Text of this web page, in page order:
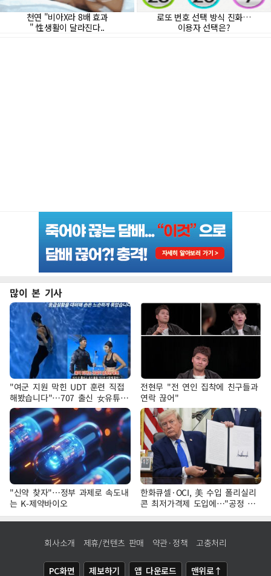
많이 본 기사
"여군 지원 막힌 UDT 훈련 직접
해봤습니다"…707 출신 女유튜버
'완벽 소화'
전현무 "전 연인 집착에 친구들과
연락 끊어"
"신약 찾자"…정부 과제로 속도내
는 K-제약바이오
한화큐셀·OCI, 美 수입 폴리실리
콘 최저가격제 도입에…"공정 경
쟁·수익성 개선 환영"
회사소개 제휴/컨텐츠 판매 약관·정책 고충처리
PC화면 제보하기 앱 다운로드 맨위로↑